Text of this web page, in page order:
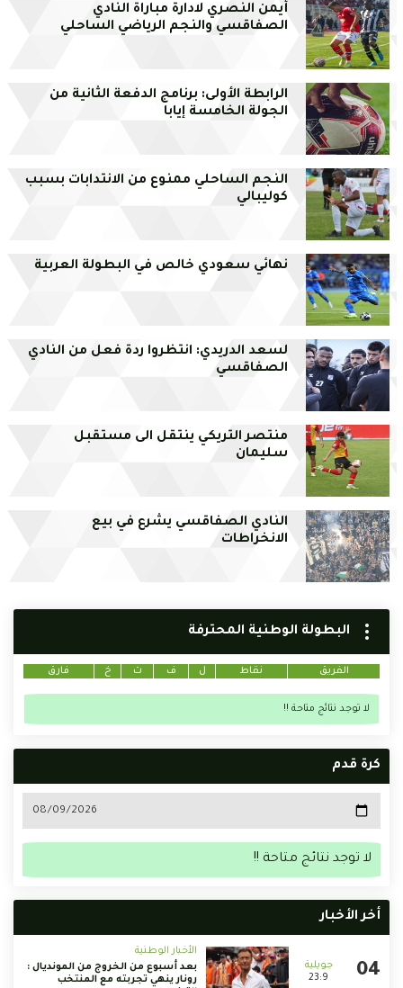
أيمن النصري لادارة مباراة النادي
الصفاقسي والنجم الرياضي الساحلي
الرابطة الأولى: برنامج الدفعة الثانية من
الجولة الخامسة إيابا
النجم الساحلي ممنوع من الانتدابات بسبب
كوليبالي
نهائي سعودي خالص في البطولة العربية
لسعد الدريدي: انتظروا ردة فعل من النادي
الصفاقسي
منتصر التريكي ينتقل الى مستقبل
سليمان
النادي الصفاقسي يشرع في بيع
الانخراطات
البطولة الوطنية المحترفة
الفريق نقاط ل ف ت خ فارق
لا توجد نتائج متاحة !!
كرة قدم
لا توجد نتائج متاحة !!
أخر الأخبار
23:9
الأخبار الوطنية
بعد أسبوع من الخروج من المونديال :
رونار ينهي تجربته مع المنتخب